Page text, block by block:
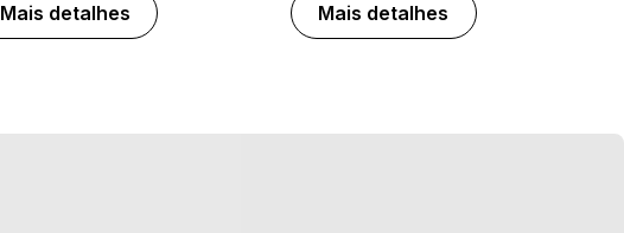
Mais detalhes Mais detalhes